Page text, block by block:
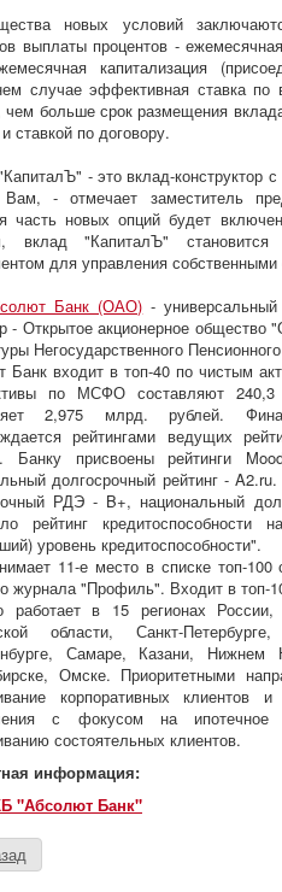
новых условий
выплаты процентов -
капитализация
случае эффективная ставка по
чем больше срок размещения
ставкой по договору.
- это вклад-конструктор
- отмечает заместитель
часть новых опций будет
вклад "КапиталЪ"
для управления
Банк (ОАО) -
- Открытое акционерное
Негосударственного
Банк входит в топ-40 по чистым
по МСФО составляют
2,975 млрд. рублей.
рейтингами ведущих
Банку присвоены рейтинги
долгосрочный рейтинг -
РДЭ - B+, национальный
рейтинг
уровень кредитоспособности".
11-е место в списке топ-
журнала "Профиль". Входит в топ-
работает в 15 регионах
области, Санкт-
Самаре, Казани, Нижнем
Омске. Приоритетными
корпоративных клиентов
с фокусом на ипотечное
состоятельных клиентов.
информация:
"Абсолют Банк"